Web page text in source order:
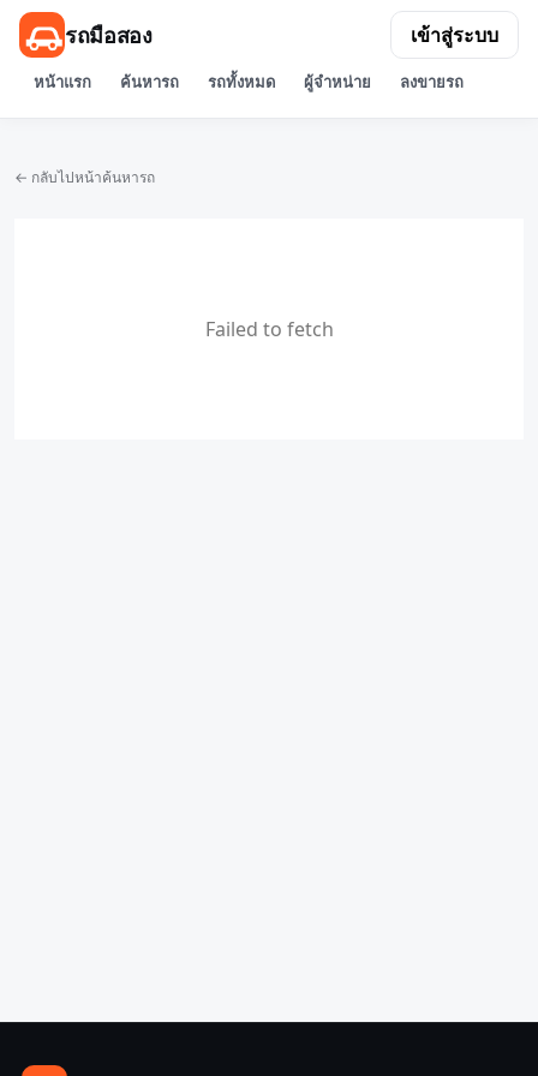
รถมือสอง
หน้าแรก ค้นหารถ รถทั้งหมด ผู้จำหน่าย ลงขายรถ
เข้าสู่ระบบ
← กลับไปหน้าค้นหารถ
Failed to fetch